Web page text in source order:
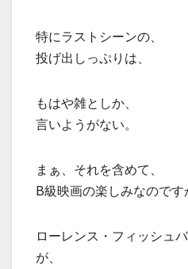
特にラストシーンの、
投げ出しっぷりは、
もはや雑としか、
言いようがない。
まぁ、それを含めて、
B級映画の楽しみなのです
ローレンス・フィッシュ
が、